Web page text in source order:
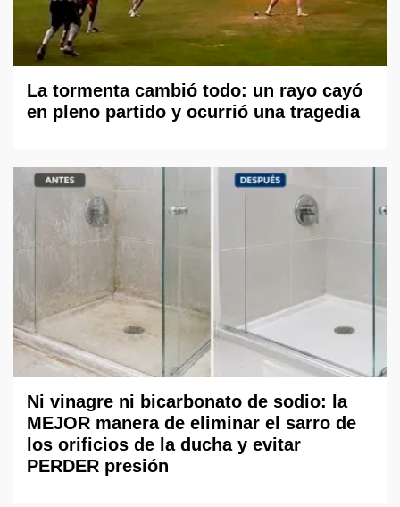
La tormenta cambió todo: un rayo cayó
en pleno partido y ocurrió una tragedia
Ni vinagre ni bicarbonato de sodio: la
MEJOR manera de eliminar el sarro de
los orificios de la ducha y evitar
PERDER presión